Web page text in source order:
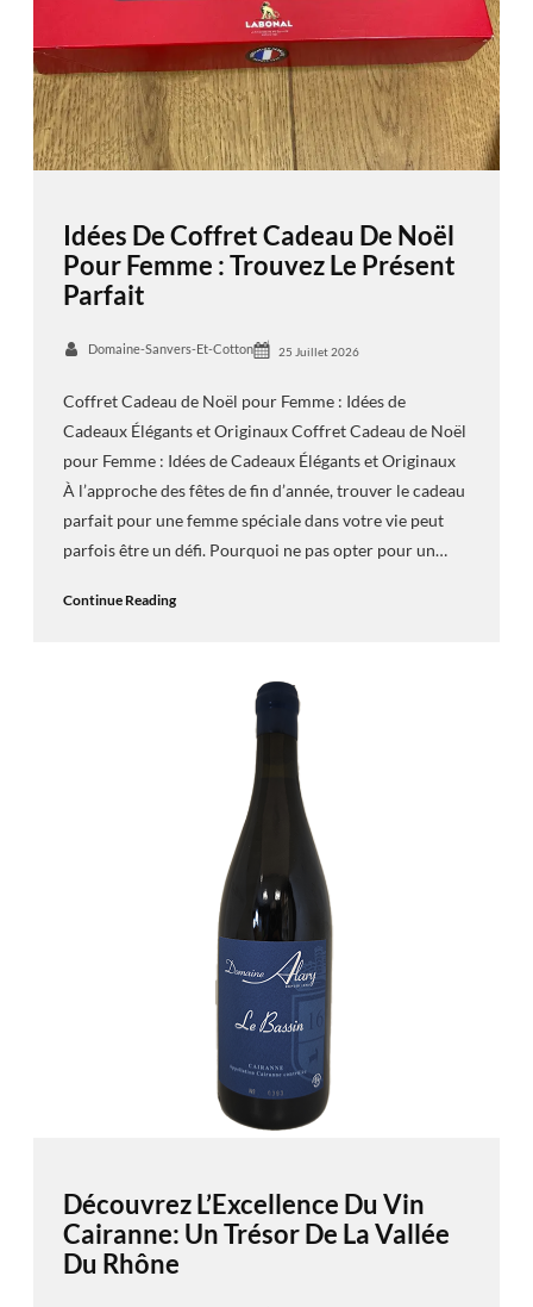
Idées De Coffret Cadeau De Noël
Pour Femme : Trouvez Le Présent
Parfait
Domaine-Sanvers-Et-Cotton 25 Juillet 2026
Coffret Cadeau de Noël pour Femme : Idées de
Cadeaux Élégants et Originaux Coffret Cadeau de Noël
pour Femme : Idées de Cadeaux Élégants et Originaux
À l’approche des fêtes de fin d’année, trouver le cadeau
parfait pour une femme spéciale dans votre vie peut
parfois être un défi. Pourquoi ne pas opter pour un…
Continue Reading
Découvrez L’Excellence Du Vin
Cairanne: Un Trésor De La Vallée
Du Rhône